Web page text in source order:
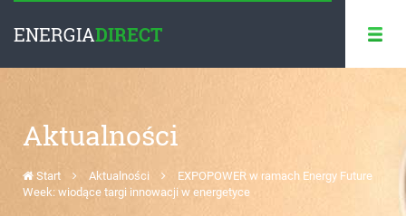
ENERGIADIRECT
Aktualności
Start Aktualności
EXPOPOWER w ramach Energy Future
Week: wiodące targi innowacji w energetyce